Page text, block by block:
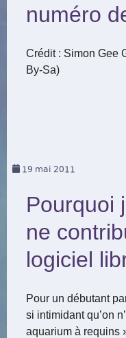
numéro
Crédit : Simon Gee
By-Sa)
19 mai 2011
Pourquoi
ne
logiciel
Pour un débutant
si intimidant qu’on
aquarium à requins